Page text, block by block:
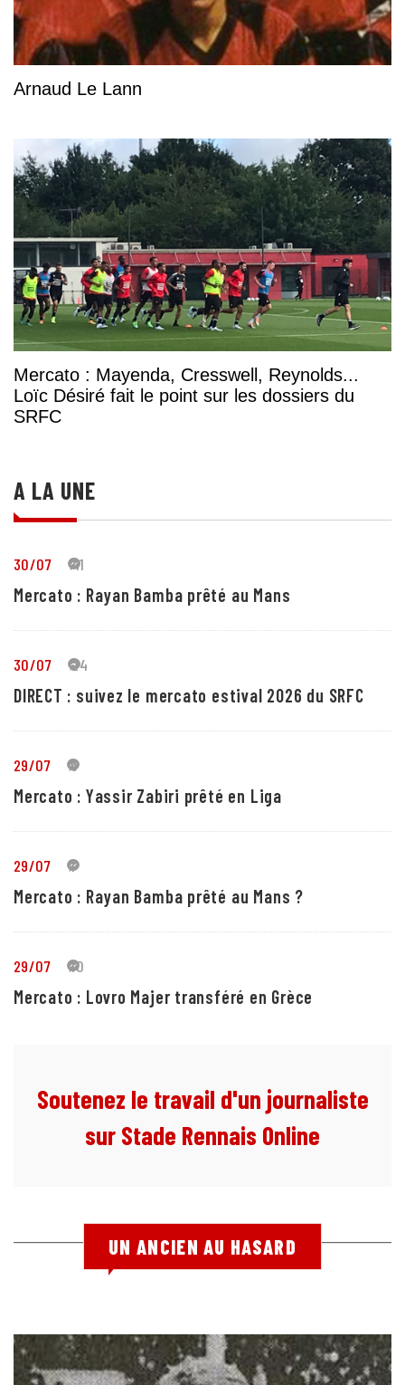
Arnaud Le Lann
Mercato : Mayenda, Cresswell, Reynolds...
Loïc Désiré fait le point sur les dossiers du
SRFC
A LA UNE
30/07 41
Mercato : Rayan Bamba prêté au Mans
30/07 24
DIRECT : suivez le mercato estival 2026 du SRFC
29/07 5
Mercato : Yassir Zabiri prêté en Liga
29/07 1
Mercato : Rayan Bamba prêté au Mans ?
29/07 10
Mercato : Lovro Majer transféré en Grèce
Soutenez le travail d'un journaliste
sur Stade Rennais Online
UN ANCIEN AU HASARD